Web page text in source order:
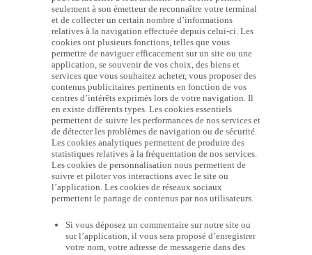
seulement à son émetteur de reconnaître votre terminal
et de collecter un certain nombre d’informations
relatives à la navigation effectuée depuis celui-ci. Les
cookies ont plusieurs fonctions, telles que vous
permettre de naviguer efficacement sur un site ou une
application, se souvenir de vos choix, des biens et
services que vous souhaitez acheter, vous proposer des
contenus publicitaires pertinents en fonction de vos
centres d’intérêts exprimés lors de votre navigation. Il
en existe différents types. Les cookies essentiels
permettent de suivre les performances de nos services et
de détecter les problèmes de navigation ou de sécurité.
Les cookies analytiques permettent de produire des
statistiques relatives à la fréquentation de nos services.
Les cookies de personnalisation nous permettent de
suivre et piloter vos interactions avec le site ou
l’application. Les cookies de réseaux sociaux
permettent le partage de contenus par nos utilisateurs.
Si vous déposez un commentaire sur notre site ou
sur l’application, il vous sera proposé d’enregistrer
votre nom, votre adresse de messagerie dans des